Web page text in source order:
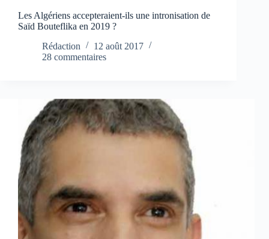
Les Algériens accepteraient-ils une intronisation de
Saïd Bouteflika en 2019 ?
Rédaction
12 août 2017
28 commentaires